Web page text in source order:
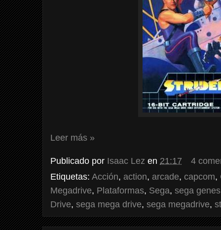
Leer más »
Publicado por Isaac Lez en 21:17
4
Etiquetas: Acción, action, arcade, capcom,
Megadrive, Plataformas, Sega, sega
Drive, sega mega drive, sega megadrive,